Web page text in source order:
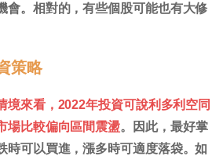
會。相對的，有些個股可能也有大修
策略
境來看，2022年投資可說利多利空同
場比較偏向區間震盪。因此，最好掌
時可以買進，漲多時可適度落袋。如